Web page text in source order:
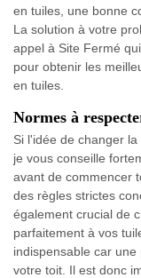
en tuiles, une bonne
La solution à votre
appel à Site Fermé
pour obtenir les
en tuiles.
Normes à
Si l'idée de changer
je vous conseille
avant de commencer
des règles strictes
également crucial de
parfaitement à vos
indispensable car
votre toit. Il est donc